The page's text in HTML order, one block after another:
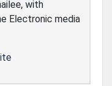
with
Electronic media